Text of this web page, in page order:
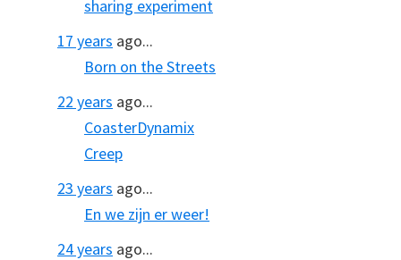
sharing experiment
17 years ago...
Born on the Streets
22 years ago...
CoasterDynamix
Creep
23 years ago...
En we zijn er weer!
24 years ago...